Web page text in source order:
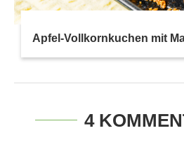
Apfel-Vollkornkuchen mit
4